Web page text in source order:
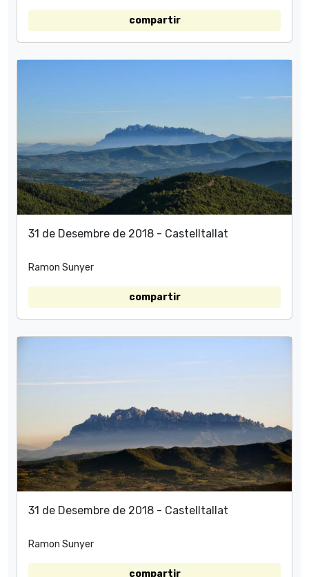
compartir
31 de Desembre de 2018 - Castelltallat
Ramon Sunyer
compartir
31 de Desembre de 2018 - Castelltallat
Ramon Sunyer
compartir